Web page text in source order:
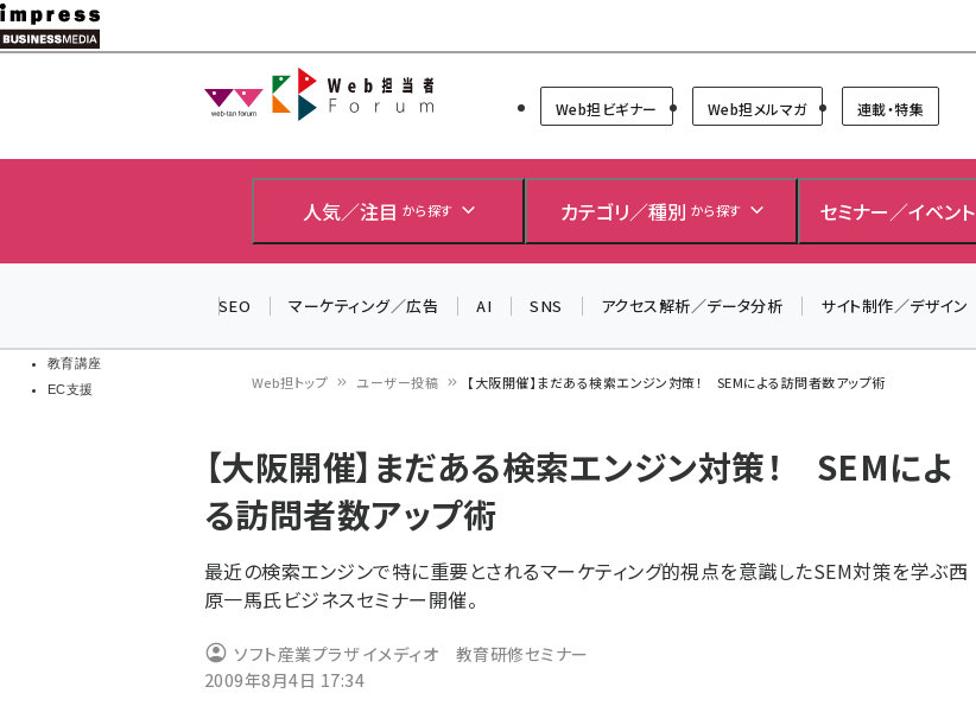
メ
イ
教育講座
EC支援
Web担当者Forum
Web担ビギナー Web担メルマガ 連載・特集
人気／注目 から探す カテゴリ／種別 から探す セミナー／イベント
SEO マーケティング／広告 AI SNS アクセス解析／データ分析 サイト制作／デザイン
ン
く
ず
Web担トップ ユーザー投稿 【大阪開催】まだある検索エンジン対策！ SEMによる訪問者数アップ術
【大阪開催】まだある検索エンジン対策！ SEMによ
る訪問者数アップ術
最近の検索エンジンで特に重要とされるマーケティング的視点を意識したSEM対策を学ぶ西
原一馬氏ビジネスセミナー開催。
ソフト産業プラザ イメディオ 教育研修セミナー
2009年8月4日 17:34
＼ 読者アンケートにご協力ください ／
▼アンケートページはこちらから▼